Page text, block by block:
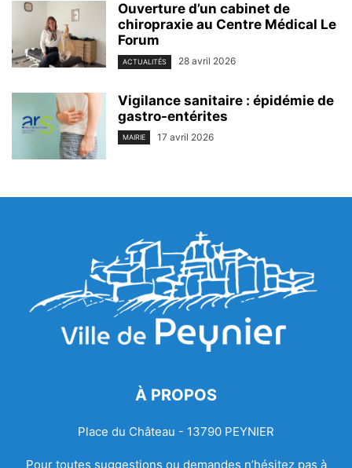
Ouverture d’un cabinet de
chiropraxie au Centre Médical Le
Forum
ACTUALITÉS 28 avril 2026
Vigilance sanitaire : épidémie de
gastro-entérites
MAIRIE 17 avril 2026
À PROPOS
Place du Château - 13790 PEYNIER
Pour toutes suggestions ou demandes n’hésitez pas à